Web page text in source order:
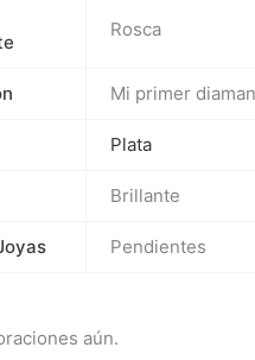
Rosca
Mi primer
Plata
Brillante
Pendientes
aún.